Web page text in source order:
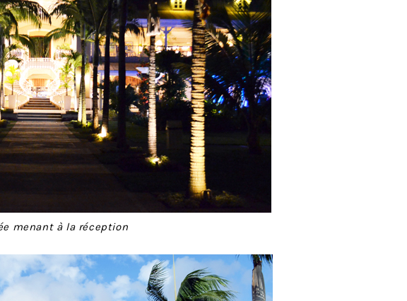
menant à la réception